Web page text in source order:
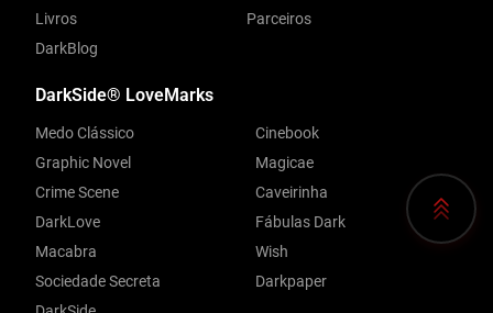
Livros
DarkBlog
Parceiros
DarkSide® LoveMarks
Medo Clássico
Graphic Novel
Crime Scene
DarkLove
Macabra
Sociedade Secreta
Cinebook
Magicae
Caveirinha
Fábulas Dark
Wish
Darkpaper